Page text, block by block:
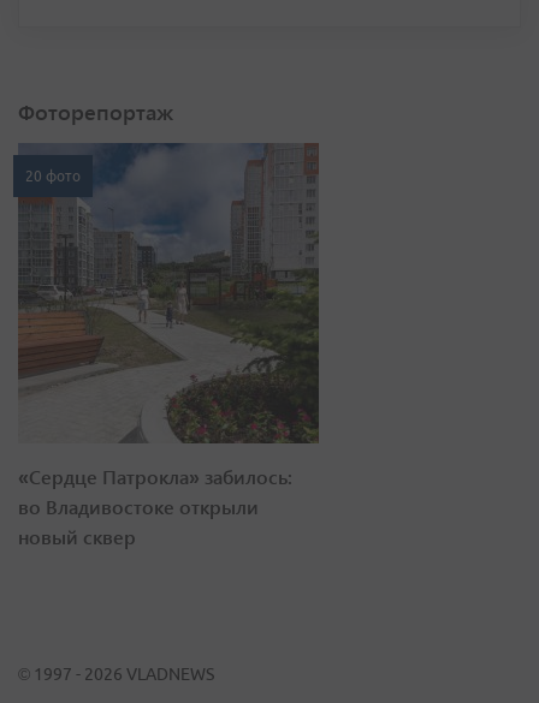
Фоторепортаж
20 фото
«Сердце Патрокла» забилось:
во Владивостоке открыли
новый сквер
© 1997 - 2026 VLADNEWS